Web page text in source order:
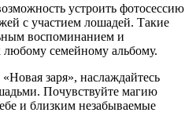
устроить фотосессию
с участием лошадей. Такие
воспоминанием и
семейному альбому.
заря», наслаждайтесь
Почувствуйте магию
и близким незабываемые